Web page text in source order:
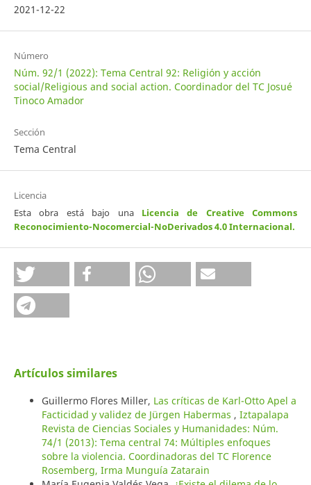
2021-12-22
Número
Núm. 92/1 (2022): Tema Central 92: Religión y acción
social/Religious and social action. Coordinador del TC Josué
Tinoco Amador
Sección
Tema Central
Licencia
Esta obra está bajo una Licencia de Creative Commons
Reconocimiento-Nocomercial-NoDerivados 4.0 Internacional.
Artículos similares
Guillermo Flores Miller, Las críticas de Karl-Otto Apel a
Facticidad y validez de Jürgen Habermas , Iztapalapa
Revista de Ciencias Sociales y Humanidades: Núm.
74/1 (2013): Tema central 74: Múltiples enfoques
sobre la violencia. Coordinadoras del TC Florence
Rosemberg, Irma Munguía Zatarain